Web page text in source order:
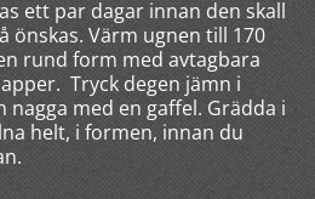
ett par dagar innan den skall
önskas. Värm ugnen till 170
rund form med avtagbara
Tryck degen jämn i
med en gaffel. Grädda i
helt, i formen, innan du